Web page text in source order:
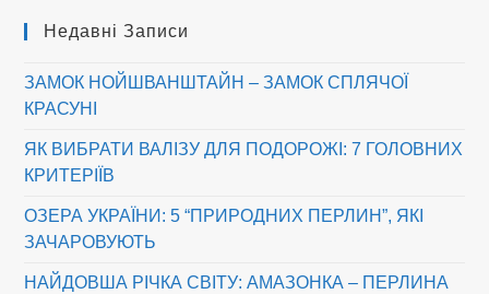
Недавні Записи
ЗАМОК НОЙШВАНШТАЙН – ЗАМОК СПЛЯЧОЇ
КРАСУНІ
ЯК ВИБРАТИ ВАЛІЗУ ДЛЯ ПОДОРОЖІ: 7 ГОЛОВНИХ
КРИТЕРІЇВ
ОЗЕРА УКРАЇНИ: 5 “ПРИРОДНИХ ПЕРЛИН”, ЯКІ
ЗАЧАРОВУЮТЬ
НАЙДОВША РІЧКА СВІТУ: АМАЗОНКА – ПЕРЛИНА